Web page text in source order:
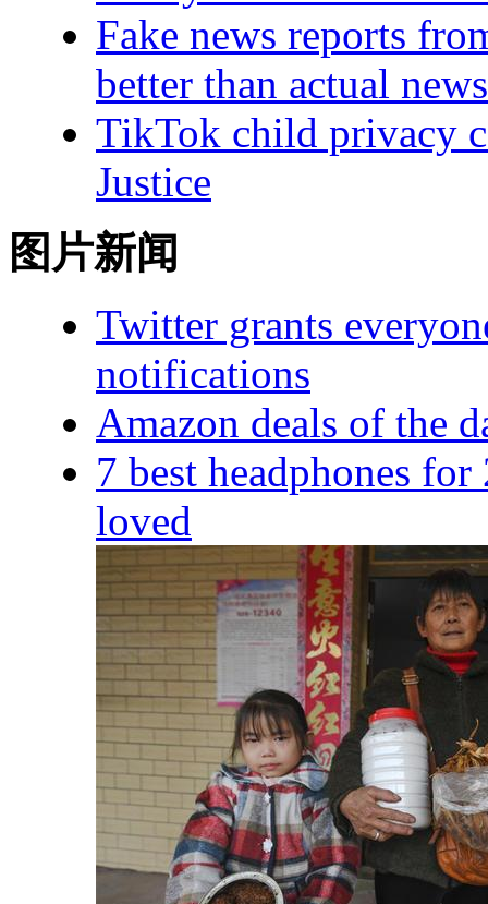
Fake news reports
better than actual news
TikTok child privacy
Justice
图片新闻
Twitter grants
notifications
Amazon deals of the
7 best headphones
loved